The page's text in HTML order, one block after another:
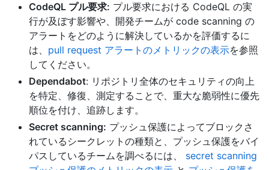
CodeQL プル要求: プル要求における CodeQL の実
行が及ぼす影響や、開発チームが code scanning の
アラートをどのように解決しているかを評価するに
は、 pull request アラートのメトリックの表示を参照
してください。
Dependabot: リポジトリ全体のセキュリティの向上
を特定、修復、測定することで、重大な脆弱性に優先
順位を付け、追跡します。
Secret scanning: プッシュ保護によってブロックさ
れているシークレットの種類と、プッシュ保護をバイ
パスしているチームを調べるには、 secret scanning